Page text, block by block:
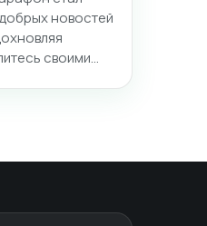
новостей
своими…